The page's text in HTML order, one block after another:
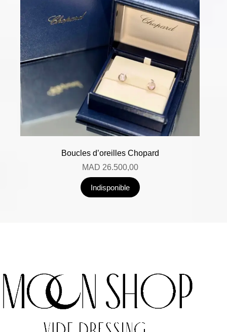
Boucles d’oreilles Chopard
MAD 26.500,00
Indisponible